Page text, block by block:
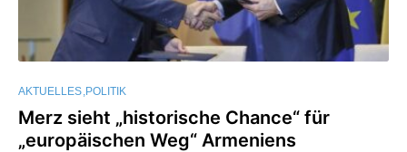
AKTUELLES POLITIK
Merz sieht „historische Chance“ für
„europäischen Weg“ Armeniens